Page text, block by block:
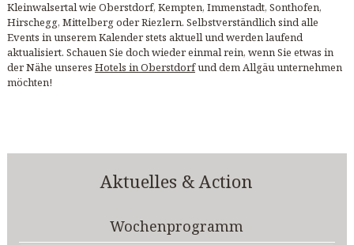
Kleinwalsertal wie Oberstdorf, Kempten, Immenstadt, Sonthofen,
Hirschegg, Mittelberg oder Riezlern. Selbstverständlich sind alle
Events in unserem Kalender stets aktuell und werden laufend
aktualisiert. Schauen Sie doch wieder einmal rein, wenn Sie etwas in
der Nähe unseres Hotels in Oberstdorfund dem Allgäu unternehmen
möchten!
Aktuelles & Action
Wochenprogramm